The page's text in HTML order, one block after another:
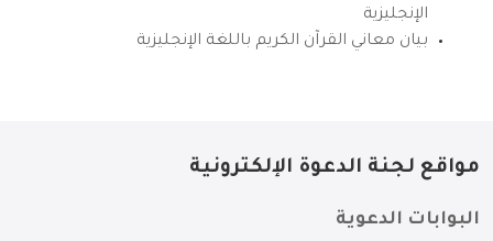
الإنجليزية
بيان معاني القرآن الكريم باللغة الإنجليزية
مواقع لجنة الدعوة الإلكترونية
البوابات الدعوية